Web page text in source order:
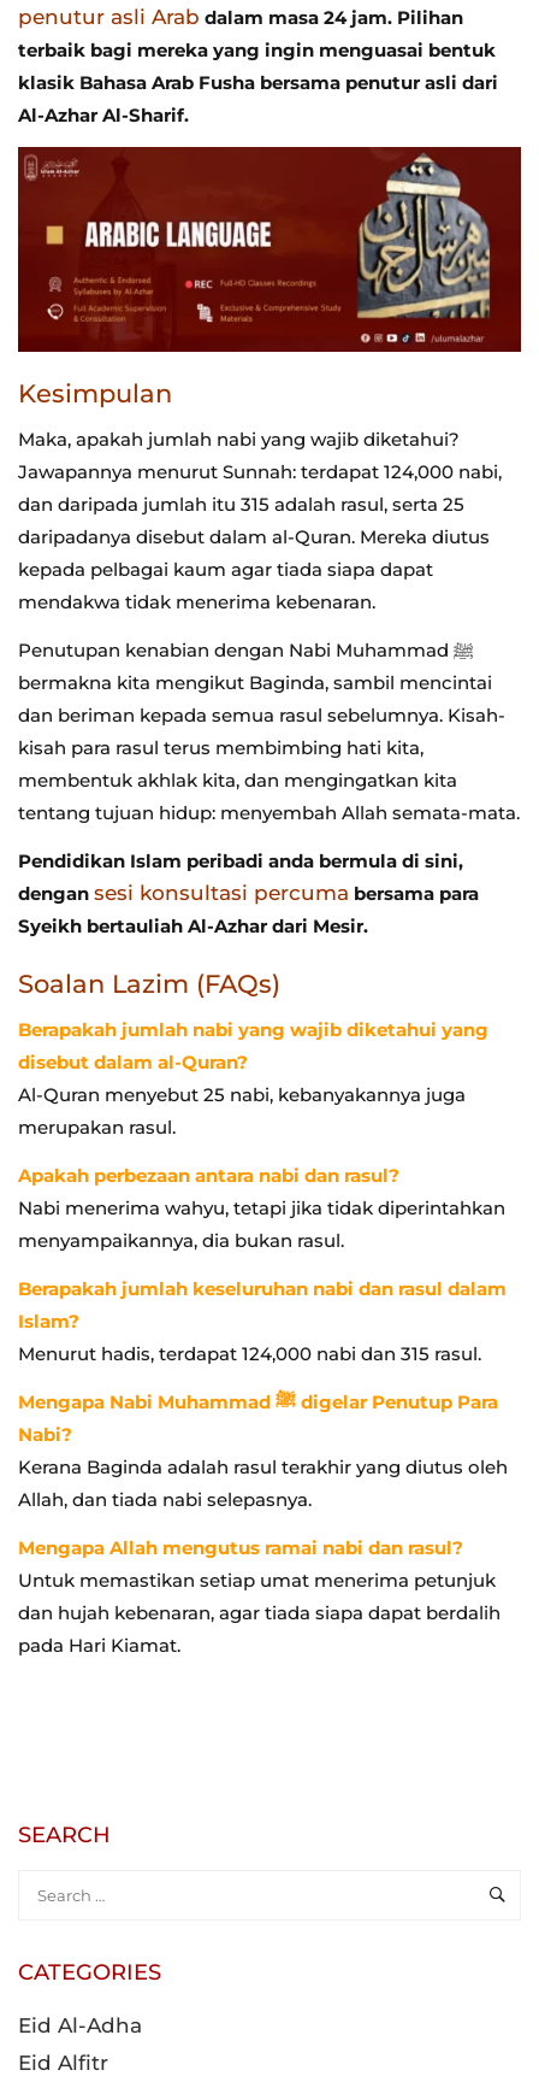
penutur asli Arab dalam masa 24 jam. Pilihan
terbaik bagi mereka yang ingin menguasai bentuk
klasik Bahasa Arab Fusha bersama penutur asli dari
Al-Azhar Al-Sharif.
Kesimpulan
Maka, apakah jumlah nabi yang wajib diketahui?
Jawapannya menurut Sunnah: terdapat 124,000 nabi,
dan daripada jumlah itu 315 adalah rasul, serta 25
daripadanya disebut dalam al-Quran. Mereka diutus
kepada pelbagai kaum agar tiada siapa dapat
mendakwa tidak menerima kebenaran.
Penutupan kenabian dengan Nabi Muhammad ﷺ
bermakna kita mengikut Baginda, sambil mencintai
dan beriman kepada semua rasul sebelumnya. Kisah-
kisah para rasul terus membimbing hati kita,
membentuk akhlak kita, dan mengingatkan kita
tentang tujuan hidup: menyembah Allah semata-mata.
Pendidikan Islam peribadi anda bermula di sini,
dengan sesi konsultasi percuma bersama para
Syeikh bertauliah Al-Azhar dari Mesir.
Soalan Lazim (FAQs)
Berapakah jumlah nabi yang wajib diketahui yang
disebut dalam al-Quran?
Al-Quran menyebut 25 nabi, kebanyakannya juga
merupakan rasul.
Apakah perbezaan antara nabi dan rasul?
Nabi menerima wahyu, tetapi jika tidak diperintahkan
menyampaikannya, dia bukan rasul.
Berapakah jumlah keseluruhan nabi dan rasul dalam
Islam?
Menurut hadis, terdapat 124,000 nabi dan 315 rasul.
Mengapa Nabi Muhammad ﷺ digelar Penutup Para
Nabi?
Kerana Baginda adalah rasul terakhir yang diutus oleh
Allah, dan tiada nabi selepasnya.
Mengapa Allah mengutus ramai nabi dan rasul?
Untuk memastikan setiap umat menerima petunjuk
dan hujah kebenaran, agar tiada siapa dapat berdalih
pada Hari Kiamat.
SEARCH
CATEGORIES
Eid Al-Adha
Eid Alfitr